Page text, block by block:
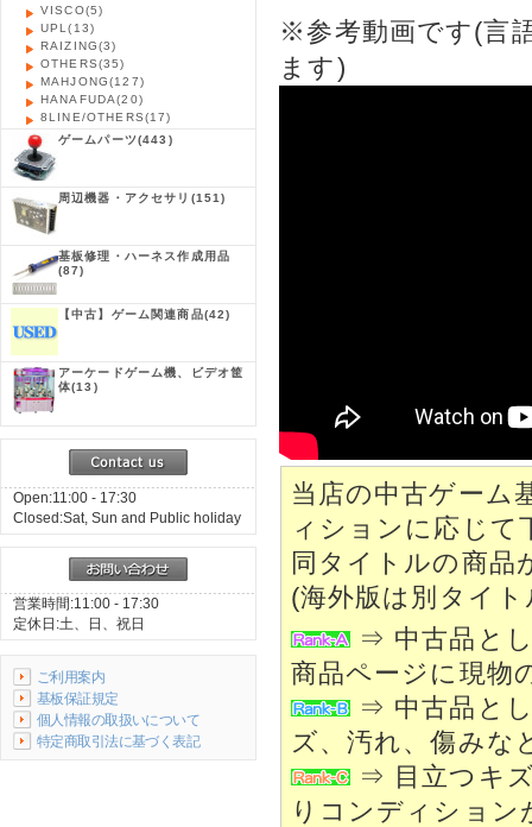
VISCO(5)
UPL(13)
RAIZING(3)
OTHERS(35)
MAHJONG(127)
HANAFUDA(20)
8LINE/OTHERS(17)
ゲームパーツ(443)
周辺機器・アクセサリ (151)
基板修理・ハーネス作成用品
(87)
【中古】ゲーム関連商品(42)
アーケードゲーム機、ビデオ筐
体(13)
Open:11:00 - 17:30
Closed:Sat, Sun and Public holiday
営業時間:11:00 - 17:30
定休日:土、日、祝日
ご利用案内
基板保証規定
個人情報の取扱いについて
特定商取引法に基づく表記
※参考動画です(言
ます)
当店の中古ゲーム
ィションに応じて
同タイトルの商品
(海外版は別タイ
⇒ 中古品とし
商品ページに現物
⇒ 中古品とし
ズ、汚れ、傷みな
⇒ 目立つキズ
りコンディション